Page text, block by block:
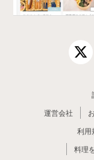
運営会社
利用
料理